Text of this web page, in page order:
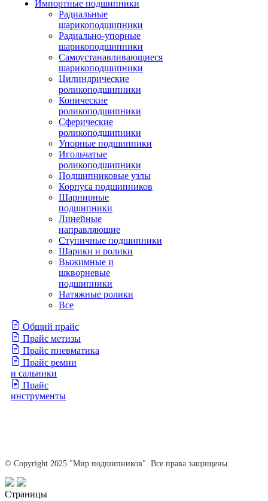
Импортные подшипники
Радиальные
шарикоподшипники
Радиально-упорные
шарикоподшипники
Самоустанавливающиеся
шарикоподшипники
Цилиндрические
роликоподшипники
Конические
роликоподшипники
Сферические
роликоподшипники
Упорные подшипники
Игольчатые
роликоподшипники
Подшипниковые узлы
Корпуса подшипников
Шарнирные
подшипники
Линейные
направляющие
Ступичные подшипники
Шарики и ролики
Выжимные и
шкворневые
подшипники
Натяжные ролики
Все
Общий прайс
Прайс метизы
Прайс пневматика
Прайс ремни
и сальники
Прайс
инструменты
© Copyright 2025 "Мир подшипников". Все права защищены.
Страницы